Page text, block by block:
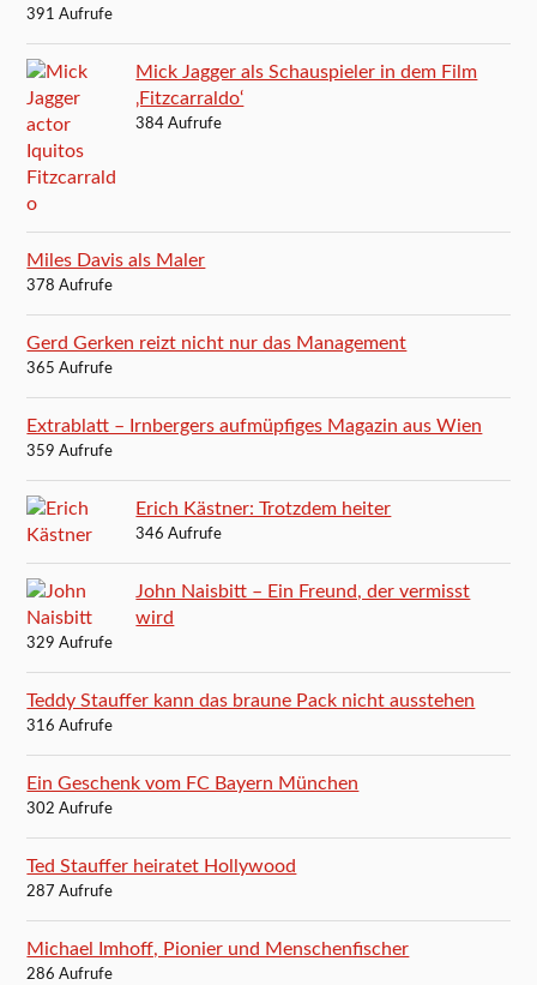
391 Aufrufe
Mick Jagger als Schauspieler in dem Film
‚Fitzcarraldo‘
384 Aufrufe
Miles Davis als Maler
378 Aufrufe
Gerd Gerken reizt nicht nur das Management
365 Aufrufe
Extrablatt – Irnbergers aufmüpfiges Magazin aus Wien
359 Aufrufe
Erich Kästner: Trotzdem heiter
346 Aufrufe
John Naisbitt – Ein Freund, der vermisst
wird
329 Aufrufe
Teddy Stauffer kann das braune Pack nicht ausstehen
316 Aufrufe
Ein Geschenk vom FC Bayern München
302 Aufrufe
Ted Stauffer heiratet Hollywood
287 Aufrufe
Michael Imhoff, Pionier und Menschenfischer
286 Aufrufe